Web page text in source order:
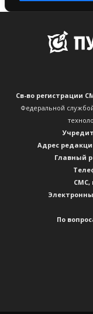
Св-во регистрации
Федеральной
Адрес
Главный
CМС,
По